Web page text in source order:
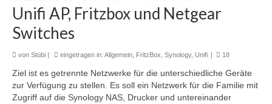
Unifi AP, Fritzbox und Netgear
Switches
von Stübi | eingetragen in: Allgemein FritzBox Synology, Unifi | 18
Ziel ist es getrennte Netzwerke für die unterschiedliche Geräte
zur Verfügung zu stellen. Es soll ein Netzwerk für die Familie mit
Zugriff auf die Synology NAS, Drucker und untereinander